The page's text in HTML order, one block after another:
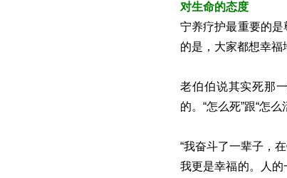
对生命的态度
宁养疗护最重要的
的是，大家都想幸福
老伯伯说其实死那
的。“怎么死”跟“怎
“我奋斗了一辈子，
我更是幸福的。人的